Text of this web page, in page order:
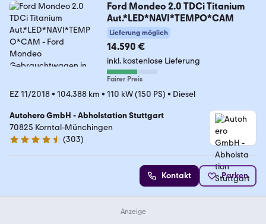
Ford Mondeo 2.0 TDCi Titanium
Aut.*LED*NAVI*TEMPO*CAM
Lieferung möglich
14.590 €
inkl. kostenlose Lieferung
Fairer Preis
EZ 11/2018• 104.388 km • 110 kW (150 PS) • Diesel
Autohero GmbH - Abholstation Stuttgart
70825 Korntal-Münchingen
4.4 Sterne
(303)
Kontakt Parken